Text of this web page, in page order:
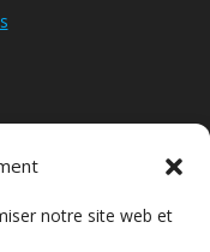
notre site web et